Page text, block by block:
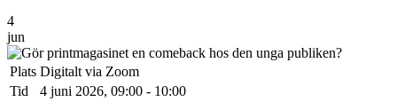
4
jun
Plats Digitalt via Zoom
Tid
4 juni 2026, 09:00 - 10:00